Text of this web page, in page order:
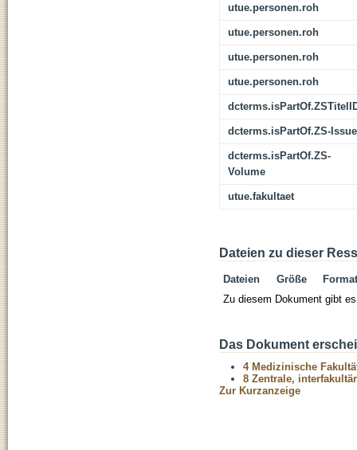
utue.personen.roh
utue.personen.roh
utue.personen.roh
utue.personen.roh
dcterms.isPartOf.ZS-Issue
dcterms.isPartOf.ZS-
Volume
utue.fakultaet
Dateien zu dieser
Dateien Größe
Format
Zu diesem Dokument gibt
Das Dokument
4 Medizinische
8 Zentrale,
Zur Kurzanzeige